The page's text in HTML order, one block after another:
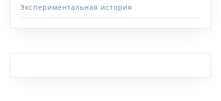
Экспериментальная история